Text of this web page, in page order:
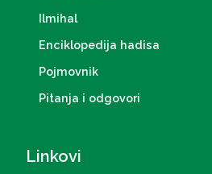
Ilmihal
Enciklopedija hadisa
Pojmovnik
Pitanja i odgovori
Linkovi